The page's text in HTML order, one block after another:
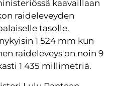
kaavaillaan
raideleveyden
tasolle.
1 524 mm kun
raideleveys on noin 9
1 435 millimetriä.